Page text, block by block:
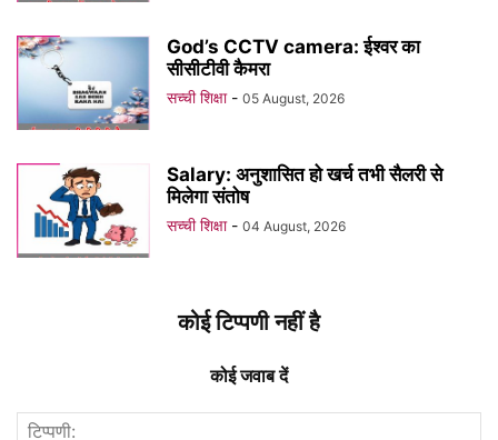
God’s CCTV camera: ईश्वर का
सीसीटीवी कैमरा
सच्ची शिक्षा - 05 August, 2026
Salary: अनुशासित हो खर्च तभी सैलरी से
मिलेगा संतोष
सच्ची शिक्षा - 04 August, 2026
कोई टिप्पणी नहीं है
कोई जवाब दें